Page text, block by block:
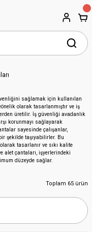
sağlamak için kullanılan
olarak tasarlanmıştır ve iş
üretilir. İş güvenliği avadanlık
korunmayı sağlayarak
sayesinde çalışanlar,
şekilde taşıyabilirler. Bu
tasarlanır ve sıkı kalite
alet çantaları, işyerlerindeki
düzeyde sağlar.
Toplam 65 ürün